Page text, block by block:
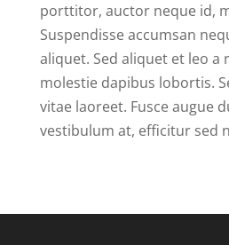
porttitor, auctor neque id,
Suspendisse accumsan
aliquet. Sed aliquet et leo a
molestie dapibus lobortis.
vitae laoreet. Fusce augue
vestibulum at, efficitur sed